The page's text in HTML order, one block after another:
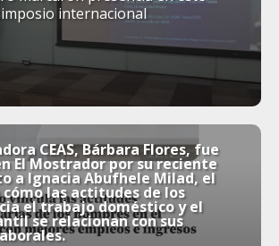
internacional
CEAS, Bárbara Flores, fue
El Mostrador por su reciente
a Ignacia Abufhele Milad, el
las actitudes de los
el trabajo doméstico y el
se relacionan con sus